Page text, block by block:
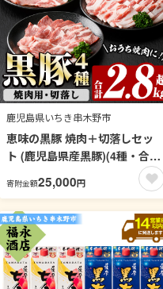
鹿児島県いちき串木野市
恵味の黒豚 焼肉＋切落しセッ
ト (鹿児島県産黒豚)(4種・合計
2.8kg超) 豚 豚肉 肉 鹿児島 黒
豚 肩ロース ロース ばら肉 切り
落とし 小間切れ バーベキュー
焼肉 生姜焼き 詰合せ 詰め合わ
せ 小分け 冷凍【西日本ベスト
パッカー】【00-110-05】
寄附金額25,000円